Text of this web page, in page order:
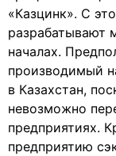
«Казцинк». С
разрабатывают
началах.
производимый
в Казахстан,
невозможно
предприятиях.
предприятию